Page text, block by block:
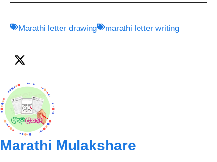
Marathi letter drawing marathi letter writing
Marathi Mulakshare